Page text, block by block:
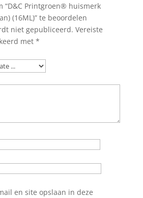
“D&C Printgroen® huismerk
(16ML)” te beoordelen
niet gepubliceerd. Vereiste
met *
en site opslaan in deze